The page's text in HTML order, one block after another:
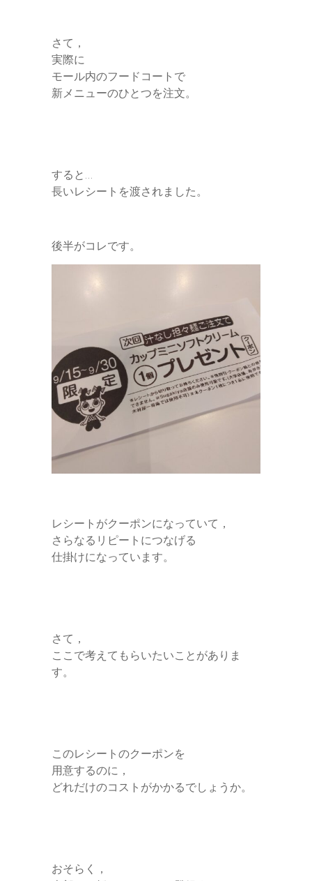
さて，
実際に
モール内のフードコートで
新メニューのひとつを注文。
すると…
長いレシートを渡されました。
後半がコレです。
レシートがクーポンになっていて，
さらなるリピートにつなげる
仕掛けになっています。
さて，
ここで考えてもらいたいことがありま
す。
このレシートのクーポンを
用意するのに，
どれだけのコストがかかるでしょうか。
おそらく，